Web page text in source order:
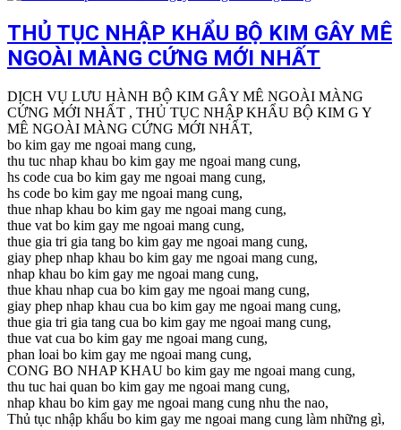
THỦ TỤC NHẬP KHẨU BỘ KIM GÂY MÊ
NGOÀI MÀNG CỨNG MỚI NHẤT
DỊCH VỤ LƯU HÀNH BỘ KIM GÂY MÊ NGOÀI MÀNG
CỨNG MỚI NHẤT , THỦ TỤC NHẬP KHẨU BỘ KIM G Y
MÊ NGOÀI MÀNG CỨNG MỚI NHẤT,
bo kim gay me ngoai mang cung,
thu tuc nhap khau bo kim gay me ngoai mang cung,
hs code cua bo kim gay me ngoai mang cung,
hs code bo kim gay me ngoai mang cung,
thue nhap khau bo kim gay me ngoai mang cung,
thue vat bo kim gay me ngoai mang cung,
thue gia tri gia tang bo kim gay me ngoai mang cung,
giay phep nhap khau bo kim gay me ngoai mang cung,
nhap khau bo kim gay me ngoai mang cung,
thue khau nhap cua bo kim gay me ngoai mang cung,
giay phep nhap khau cua bo kim gay me ngoai mang cung,
thue gia tri gia tang cua bo kim gay me ngoai mang cung,
thue vat cua bo kim gay me ngoai mang cung,
phan loai bo kim gay me ngoai mang cung,
CONG BO NHAP KHAU bo kim gay me ngoai mang cung,
thu tuc hai quan bo kim gay me ngoai mang cung,
nhap khau bo kim gay me ngoai mang cung nhu the nao,
Thủ tục nhập khẩu bo kim gay me ngoai mang cung làm những gì,